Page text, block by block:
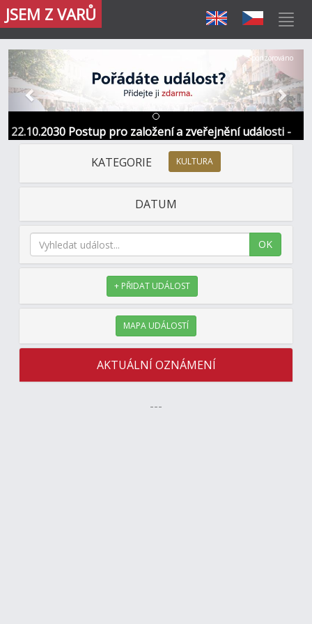
JSEM Z VARŮ
22.10.2030 Postup pro založení a zveřejnění události -
Informace / kontakt
Předchozí Další
Sponzorováno
KATEGORIE KULTURA
DATUM
OK
+ PŘIDAT UDÁLOST
MAPA UDÁLOSTÍ
AKTUÁLNÍ OZNÁMENÍ
---